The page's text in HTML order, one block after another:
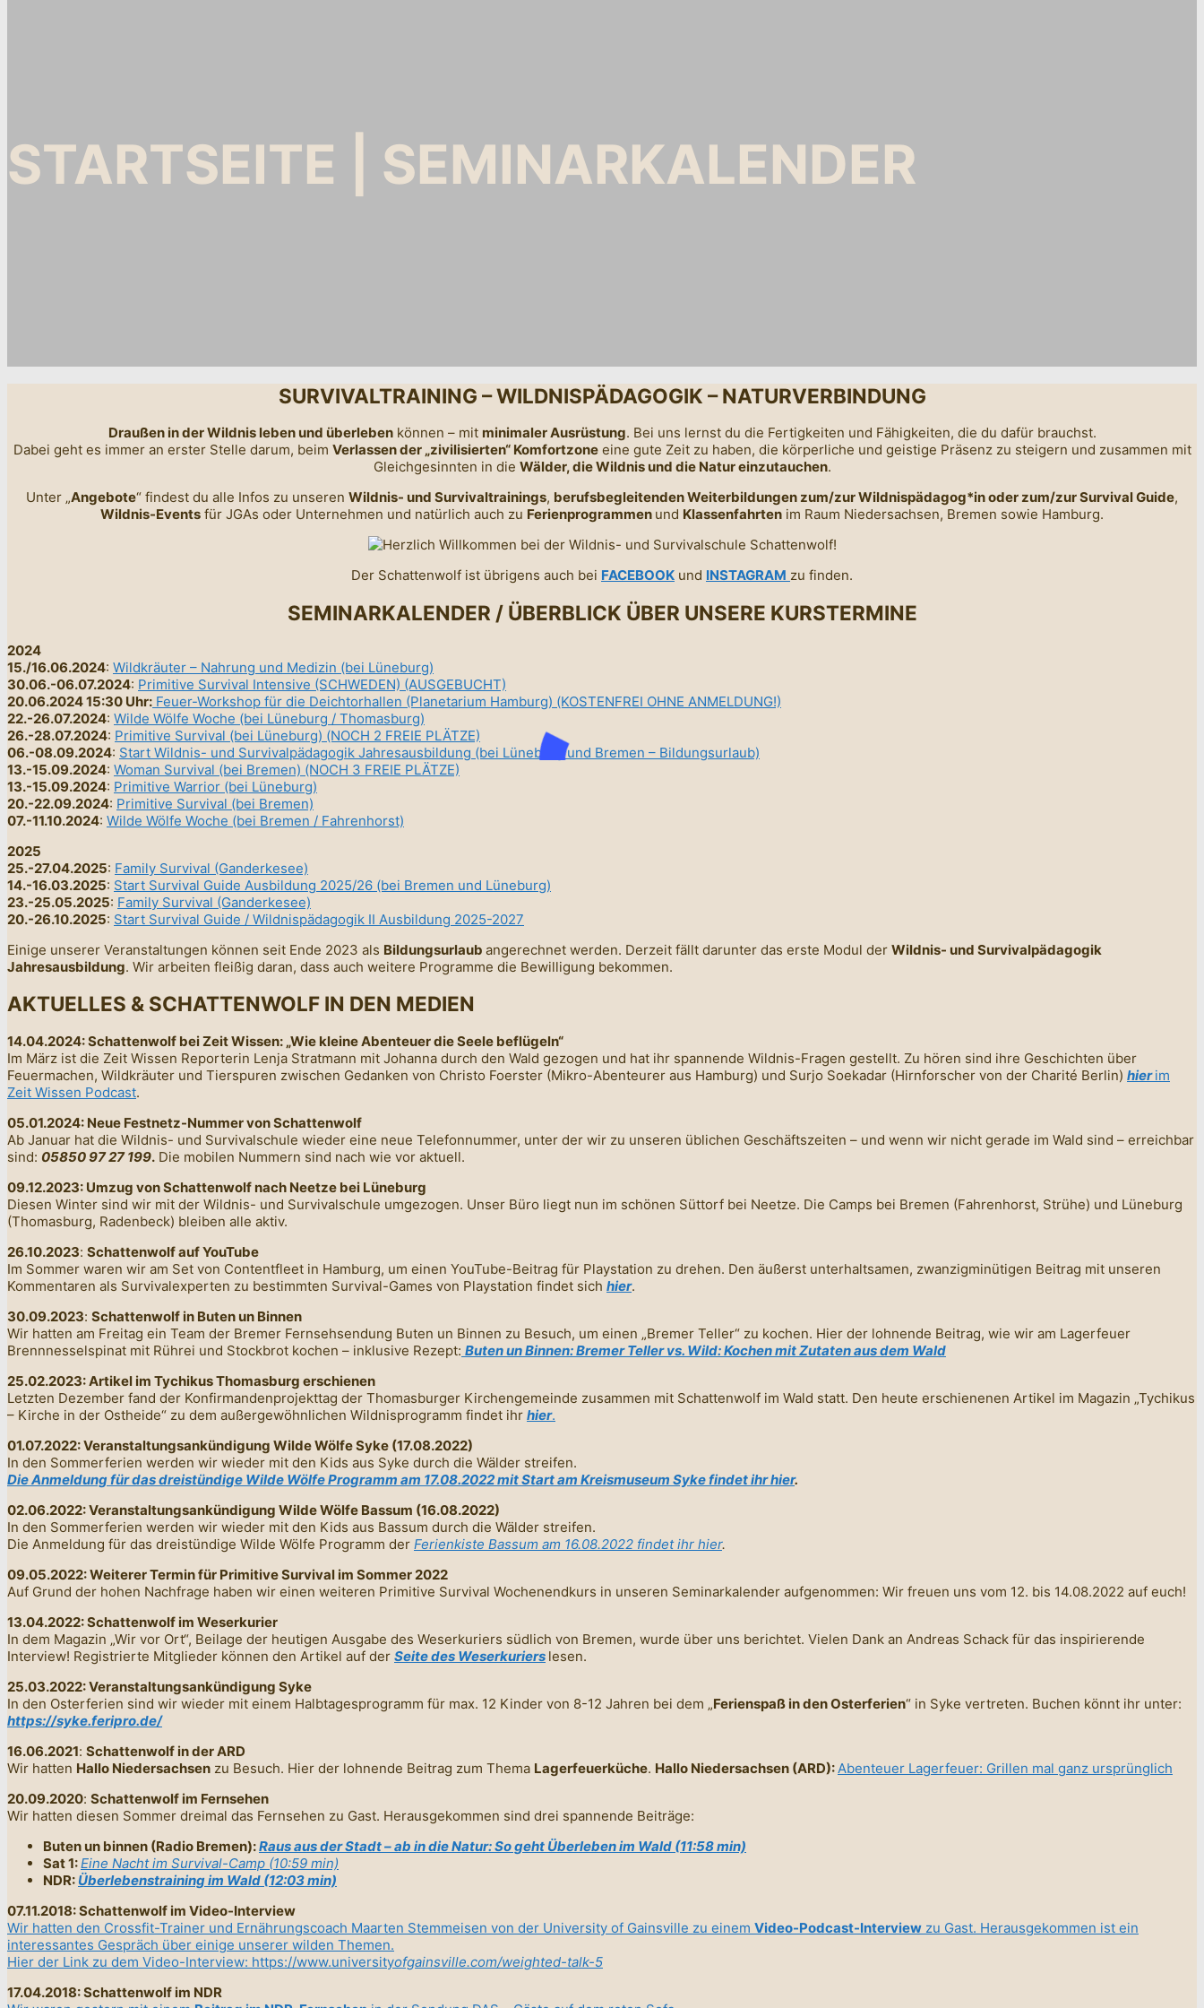
STARTSEITE | SEMINARKALENDER
SURVIVALTRAINING – WILDNISPÄDAGOGIK – NATURVERBINDUNG
Draußen in der Wildnis leben und überlebenkönnen – mit minimaler Ausrüstung. Bei uns lernst du die Fertigkeiten und Fähigkeiten, die du dafür brauchst.
Dabei geht es immer an erster Stelle darum, beim Verlassen der „zivilisierten“ Komfortzoneeine gute Zeit zu haben, die körperliche und geistige Präsenz zu steigern und zusammen mit
Gleichgesinnten in die Wälder, die Wildnis und die Natur einzutauchen.
Unter „Angebote“ findest du alle Infos zu unseren Wildnis- und Survivaltrainings, berufsbegleitenden Weiterbildungen zum/zur Wildnispädagog*in oder zum/zur Survival Guide,
Wildnis-Events für JGAs oder Unternehmen und natürlich auch zu Ferienprogrammen und Klassenfahrten im Raum Niedersachsen, Bremen sowie Hamburg.
Der Schattenwolf ist übrigens auch bei FACEBOOK und INSTAGRAM zu finden.
SEMINARKALENDER / ÜBERBLICK ÜBER UNSERE KURSTERMINE
2024
15./16.06.2024: Wildkräuter – Nahrung und Medizin (bei Lüneburg)
30.06.-06.07.2024: Primitive Survival Intensive (SCHWEDEN) (AUSGEBUCHT)
20.06.2024 15:30 Uhr: Feuer-Workshop für die Deichtorhallen (Planetarium Hamburg) (KOSTENFREI OHNE ANMELDUNG!)
22.-26.07.2024: Wilde Wölfe Woche (bei Lüneburg / Thomasburg)
26.-28.07.2024: Primitive Survival (bei Lüneburg) (NOCH 2 FREIE PLÄTZE)
06.-08.09.2024: Start Wildnis- und Survivalpädagogik Jahresausbildung (bei Lüneburg und Bremen – Bildungsurlaub)
13.-15.09.2024: Woman Survival (bei Bremen) (NOCH 3 FREIE PLÄTZE)
13.-15.09.2024: Primitive Warrior (bei Lüneburg)
20.-22.09.2024: Primitive Survival (bei Bremen)
07.-11.10.2024: Wilde Wölfe Woche (bei Bremen / Fahrenhorst)
2025
25.-27.04.2025: Family Survival (Ganderkesee)
14.-16.03.2025: Start Survival Guide Ausbildung 2025/26 (bei Bremen und Lüneburg)
23.-25.05.2025: Family Survival (Ganderkesee)
20.-26.10.2025: Start Survival Guide / Wildnispädagogik II Ausbildung 2025-2027
Einige unserer Veranstaltungen können seit Ende 2023 als Bildungsurlaub angerechnet werden. Derzeit fällt darunter das erste Modul der Wildnis- und Survivalpädagogik
Jahresausbildung. Wir arbeiten fleißig daran, dass auch weitere Programme die Bewilligung bekommen.
AKTUELLES & SCHATTENWOLF IN DEN MEDIEN
14.04.2024: Schattenwolf bei Zeit Wissen: „Wie kleine Abenteuer die Seele beflügeln“
Im März ist die Zeit Wissen Reporterin Lenja Stratmann mit Johanna durch den Wald gezogen und hat ihr spannende Wildnis-Fragen gestellt. Zu hören sind ihre Geschichten über
Feuermachen, Wildkräuter und Tierspuren zwischen Gedanken von Christo Foerster (Mikro-Abenteurer aus Hamburg) und Surjo Soekadar (Hirnforscher von der Charité Berlin) hierim
Zeit Wissen Podcast.
05.01.2024: Neue Festnetz-Nummer von Schattenwolf
Ab Januar hat die Wildnis- und Survivalschule wieder eine neue Telefonnummer, unter der wir zu unseren üblichen Geschäftszeiten – und wenn wir nicht gerade im Wald sind – erreichbar
sind: 05850 97 27 199. Die mobilen Nummern sind nach wie vor aktuell.
09.12.2023: Umzug von Schattenwolf nach Neetze bei Lüneburg
Diesen Winter sind wir mit der Wildnis- und Survivalschule umgezogen. Unser Büro liegt nun im schönen Süttorf bei Neetze. Die Camps bei Bremen (Fahrenhorst, Strühe) und Lüneburg
(Thomasburg, Radenbeck) bleiben alle aktiv.
26.10.2023: Schattenwolf auf YouTube
Im Sommer waren wir am Set von Contentfleet in Hamburg, um einen YouTube-Beitrag für Playstation zu drehen. Den äußerst unterhaltsamen, zwanzigminütigen Beitrag mit unseren
Kommentaren als Survivalexperten zu bestimmten Survival-Games von Playstation findet sich hier.
30.09.2023: Schattenwolf in Buten un Binnen
Wir hatten am Freitag ein Team der Bremer Fernsehsendung Buten un Binnen zu Besuch, um einen „Bremer Teller“ zu kochen. Hier der lohnende Beitrag, wie wir am Lagerfeuer
Brennnesselspinat mit Rührei und Stockbrot kochen – inklusive Rezept: Buten un Binnen: Bremer Teller vs. Wild: Kochen mit Zutaten aus dem Wald
25.02.2023: Artikel im Tychikus Thomasburg erschienen
Letzten Dezember fand der Konfirmandenprojekttag der Thomasburger Kirchengemeinde zusammen mit Schattenwolf im Wald statt. Den heute erschienenen Artikel im Magazin „Tychikus
– Kirche in der Ostheide“ zu dem außergewöhnlichen Wildnisprogramm findet ihr hier.
01.07.2022: Veranstaltungsankündigung Wilde Wölfe Syke (17.08.2022)
In den Sommerferien werden wir wieder mit den Kids aus Syke durch die Wälder streifen.
Die Anmeldung für das dreistündige Wilde Wölfe Programm am 17.08.2022 mit Start am Kreismuseum Syke findet ihr hier.
02.06.2022: Veranstaltungsankündigung Wilde Wölfe Bassum (16.08.2022)
In den Sommerferien werden wir wieder mit den Kids aus Bassum durch die Wälder streifen.
Die Anmeldung für das dreistündige Wilde Wölfe Programm der Ferienkiste Bassum am 16.08.2022 findet ihr hier.
09.05.2022: Weiterer Termin für Primitive Survival im Sommer 2022
Auf Grund der hohen Nachfrage haben wir einen weiteren Primitive Survival Wochenendkurs in unseren Seminarkalender aufgenommen: Wir freuen uns vom 12. bis 14.08.2022 auf euch!
13.04.2022: Schattenwolf im Weserkurier
In dem Magazin „Wir vor Ort“, Beilage der heutigen Ausgabe des Weserkuriers südlich von Bremen, wurde über uns berichtet. Vielen Dank an Andreas Schack für das inspirierende
Interview! Registrierte Mitglieder können den Artikel auf der Seite des Weserkuriers lesen.
25.03.2022: Veranstaltungsankündigung Syke
In den Osterferien sind wir wieder mit einem Halbtagesprogramm für max. 12 Kinder von 8-12 Jahren bei dem „Ferienspaß in den Osterferien“ in Syke vertreten. Buchen könnt ihr unter:
https://syke.feripro.de/
16.06.2021: Schattenwolf in der ARD
Wir hatten Hallo Niedersachsen zu Besuch. Hier der lohnende Beitrag zum Thema Lagerfeuerküche. Hallo Niedersachsen (ARD):Abenteuer Lagerfeuer: Grillen mal ganz ursprünglich
20.09.2020: Schattenwolf im Fernsehen
Wir hatten diesen Sommer dreimal das Fernsehen zu Gast. Herausgekommen sind drei spannende Beiträge:
Buten un binnen (Radio Bremen):Raus aus der Stadt – ab in die Natur: So geht Überleben im Wald (11:58 min)
Sat 1:Eine Nacht im Survival-Camp (10:59 min)
NDR: Überlebenstraining im Wald (12:03 min)
07.11.2018: Schattenwolf im Video-Interview
Wir hatten den Crossfit-Trainer und Ernährungscoach Maarten Stemmeisen von der University of Gainsville zu einem Video-Podcast-Interview zu Gast. Herausgekommen ist ein
interessantes Gespräch über einige unserer wilden Themen.
Hier der Link zu dem Video-Interview: https://www.universityofgainsville.com/weighted-talk-5
17.04.2018: Schattenwolf im NDR